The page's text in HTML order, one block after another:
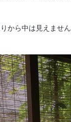
から中は見えませ